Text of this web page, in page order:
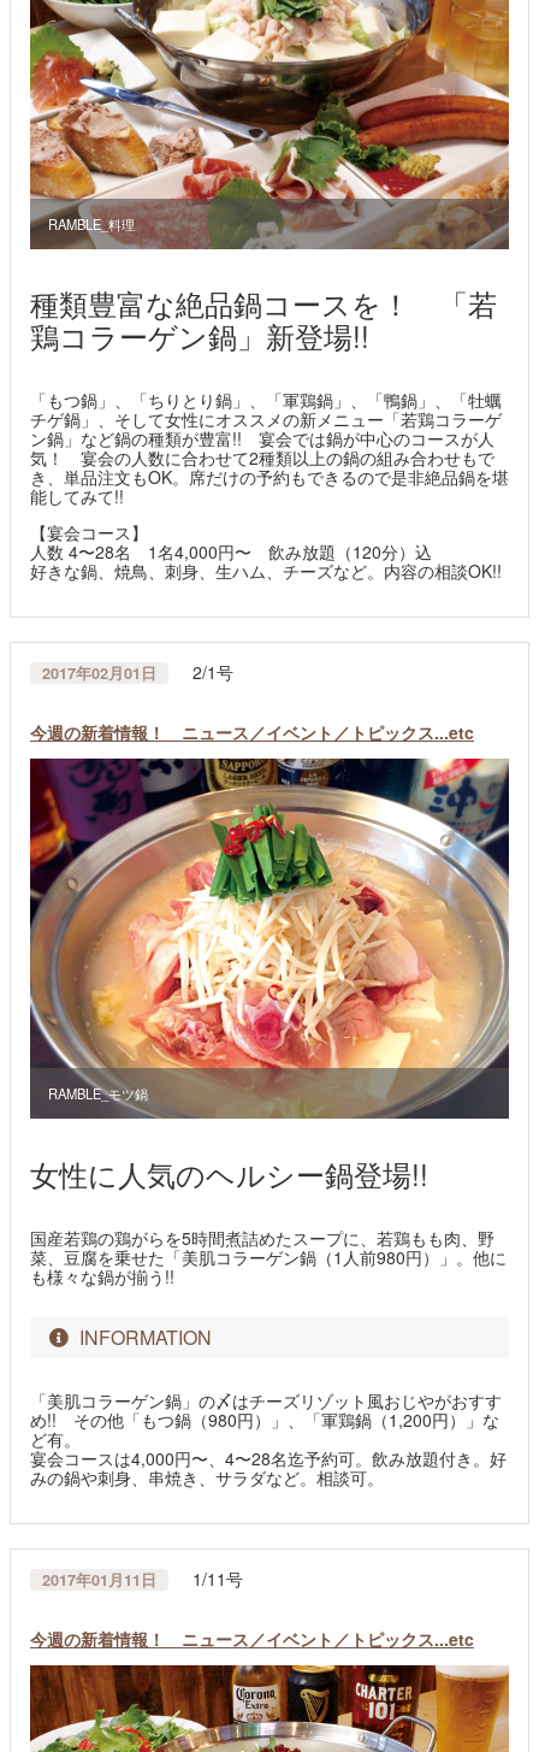
RAMBLE_料理
種類豊富な絶品鍋コースを！ 「若
鶏コラーゲン鍋」新登場!!
「もつ鍋」、「ちりとり鍋」、「軍鶏鍋」、「鴨鍋」、「牡蠣
チゲ鍋」、そして女性にオススメの新メニュー「若鶏コラーゲ
ン鍋」など鍋の種類が豊富!! 宴会では鍋が中心のコースが人
気！ 宴会の人数に合わせて2種類以上の鍋の組み合わせもで
き、単品注文もOK。席だけの予約もできるので是非絶品鍋を堪
能してみて!!
【宴会コース】
人数 4〜28名 1名4,000円〜 飲み放題（120分）込
好きな鍋、焼鳥、刺身、生ハム、チーズなど。内容の相談OK!!
2017年02月01日 2/1号
今週の新着情報！ ニュース／イベント／トピックス...etc
RAMBLE_モツ鍋
女性に人気のヘルシー鍋登場!!
国産若鶏の鶏がらを5時間煮詰めたスープに、若鶏もも肉、野
菜、豆腐を乗せた「美肌コラーゲン鍋（1人前980円）」。他に
も様々な鍋が揃う!!
INFORMATION
「美肌コラーゲン鍋」の〆はチーズリゾット風おじやがおすす
め!! その他「もつ鍋（980円）」、「軍鶏鍋（1,200円）」な
ど有。
宴会コースは4,000円〜、4〜28名迄予約可。飲み放題付き。好
みの鍋や刺身、串焼き、サラダなど。相談可。
2017年01月11日 1/11号
今週の新着情報！ ニュース／イベント／トピックス...etc